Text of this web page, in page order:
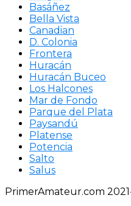
Basáñez
Bella Vista
Canadian
D. Colonia
Frontera
Huracán
Huracán Buceo
Los Halcones
Mar de Fondo
Parque del Plata
Paysandú
Platense
Potencia
Salto
Salus
PrimerAmateur.com